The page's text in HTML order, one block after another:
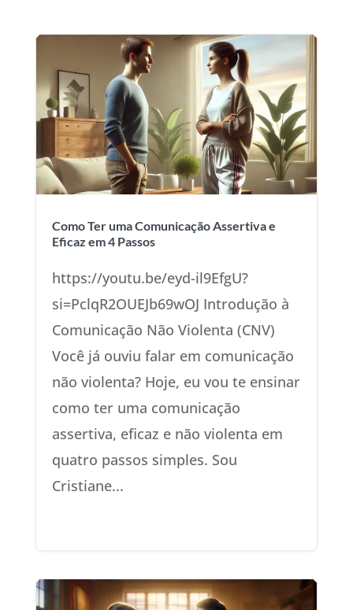
Como Ter uma Comunicação Assertiva e
Eficaz em 4 Passos
https://youtu.be/eyd-il9EfgU?
si=PclqR2OUEJb69wOJ Introdução à
Comunicação Não Violenta (CNV)
Você já ouviu falar em comunicação
não violenta? Hoje, eu vou te ensinar
como ter uma comunicação
assertiva, eficaz e não violenta em
quatro passos simples. Sou
Cristiane...